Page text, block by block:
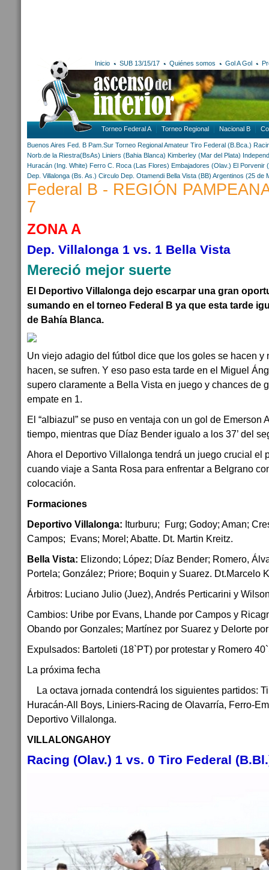
Inicio SUB 13/15/17 Quiénes somos Gol A Gol
Torneo Federal A Torneo Regional Nacional B
Buenos Aires Fed. B Pam.Sur Torneo Regional Amateur Tiro Federal (B.Bca.)
Norb.de la Riestra(BsAs) Liniers (Bahia Blanca) Kimberley (Mar del Plata)
Huracán (Ing. White) Ferro C. Roca (Las Flores) Embajadores (Olav.) El Porvenir
Dep. Villalonga (Bs. As.) Circulo Dep. Otamendi Bella Vista (BB) Argentinos (25 de
Federal B - REGIÓN
7
ZONA A
Dep. Villalonga 1 vs. 1 Bella Vista
Mereció mejor suerte
El Deportivo Villalonga dejo escarpar una gran
sumando en el torneo Federal B ya que esta tarde
de Bahía Blanca.
Un viejo adagio del fútbol dice que los goles se hacen y
hacen, se sufren. Y eso paso esta tarde en el Miguel
supero claramente a Bella Vista en juego y chances de
empate en 1.
El “albiazul” se puso en ventaja con un gol de Emerson
tiempo, mientras que Díaz Bender igualo a los 37’ del
Ahora el Deportivo Villalonga tendrá un juego crucial el
cuando viaje a Santa Rosa para enfrentar a Belgrano
colocación.
Formaciones
Deportivo Villalonga: Iturburu; Furg; Godoy; Aman;
Campos; Evans; Morel; Abatte. Dt. Martin Kreitz.
Bella Vista: Elizondo; López; Díaz Bender; Romero,
Portela; González; Priore; Boquin y Suarez. Dt.Marcelo
Árbitros: Luciano Julio (Juez), Andrés Perticarini y
Cambios: Uribe por Evans, Lhande por Campos y
Obando por Gonzales; Martínez por Suarez y Delorte
Expulsados: Bartoleti (18`PT) por protestar y Romero
La próxima fecha
La octava jornada contendrá los siguientes partidos:
Huracán-All Boys, Liniers-Racing de Olavarría, Ferro-
Deportivo Villalonga.
VILLALONGAHOY
Racing (Olav.) 1 vs. 0 Tiro Federal